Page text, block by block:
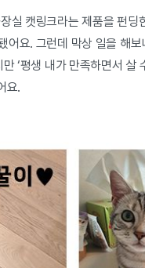
실 캣링크라는 제품을 펀
어요. 그런데 막상 일을 해
‘평생 내가 만족하면서
요.